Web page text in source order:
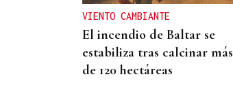
VIENTO CAMBIANTE
El incendio de Baltar se
estabiliza tras calcinar más
de 120 hectáreas